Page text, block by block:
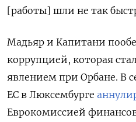
[работы] шли не так
Мадьяр и Капитани
коррупцией, которая
явлением при Орбане. В
ЕС в Люксембурге
Еврокомиссией